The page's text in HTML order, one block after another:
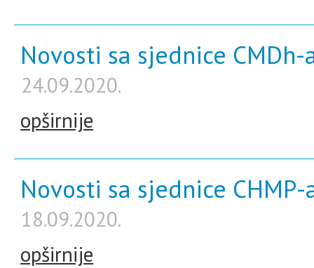
Novosti sa sjednice
24.09.2020.
opširnije
Novosti sa sjednice
18.09.2020.
opširnije